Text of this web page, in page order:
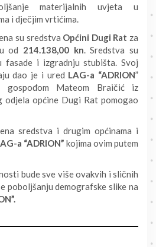
materijalnih uvjeta u
i dječjim vrtićima.
su sredstva Općini Dugi Rat za
od 214.138,00 kn . Sredstva su
fasade i izgradnju stubišta. Svoj
dao je i ured LAG-a “ADRION”
Mateom Braičić iz
odjela općine Dugi Rat pomogao
sredstva i drugim općinama i
a “ADRION” kojima ovim putem
bude sve više ovakvih i sličnih
poboljšanju demografske slike na